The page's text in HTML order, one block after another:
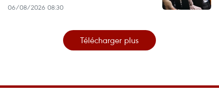
06/08/2026 08:30
Télécharger plus